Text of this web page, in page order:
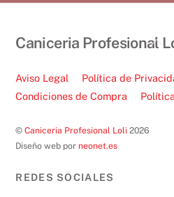
Top
Caniceria Profesional
Aviso Legal
Política de
Condiciones de Compra
©Caniceria Profesional Loli 2026
Diseño web por neonet.es
REDES SOCIALES